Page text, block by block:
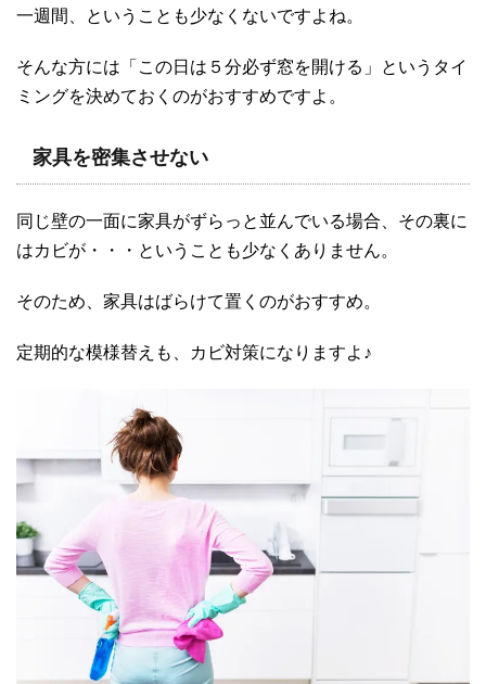
一週間、ということも少なくないですよね。
そんな方には「この日は５分必ず窓を開ける」というタイ
ミングを決めておくのがおすすめですよ。
家具を密集させない
同じ壁の一面に家具がずらっと並んでいる場合、その裏に
はカビが・・・ということも少なくありません。
そのため、家具はばらけて置くのがおすすめ。
定期的な模様替えも、カビ対策になりますよ♪